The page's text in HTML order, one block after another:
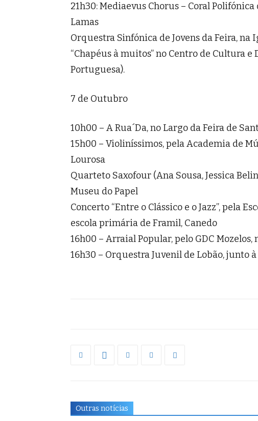
21h30: Mediaevus Chorus – Coral
Lamas
Orquestra Sinfónica de Jovens da Feira, na
“Chapéus à muitos” no Centro de Cultura
Portuguesa).
7 de Outubro
10h00 – A Rua´Da, no Largo da Feira de
15h00 – Violiníssimos, pela Academia de
Lourosa
Quarteto Saxofour (Ana Sousa, Jessica
Museu do Papel
Concerto “Entre o Clássico e o Jazz”, pela
escola primária de Framil, Canedo
16h00 – Arraial Popular, pelo GDC
16h30 – Orquestra Juvenil de Lobão, junto
Outras notícias